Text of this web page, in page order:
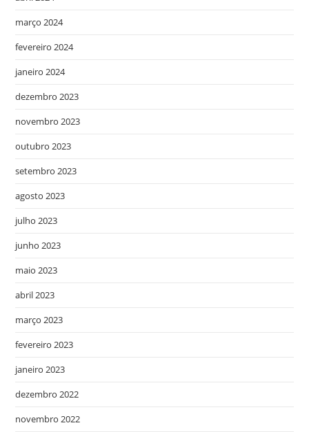
março 2024
fevereiro 2024
janeiro 2024
dezembro 2023
novembro 2023
outubro 2023
setembro 2023
agosto 2023
julho 2023
junho 2023
maio 2023
abril 2023
março 2023
fevereiro 2023
janeiro 2023
dezembro 2022
novembro 2022